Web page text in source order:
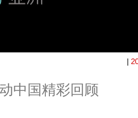
|
中国精彩回顾